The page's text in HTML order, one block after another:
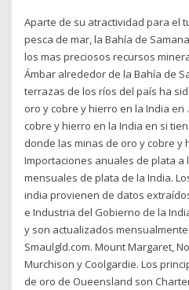
Aparte de su atractividad para el
pesca de mar, la Bahía de
los mas preciosos recursos
Ámbar alrededor de la Bahía de
terrazas de los ríos del país ha
oro y cobre y hierro en la India en
cobre y hierro en la India en si
donde las minas de oro y cobre y
Importaciones anuales de plata a
mensuales de plata de la India.
india provienen de datos
e Industria del Gobierno de la
y son actualizados
Smaulgld.com. Mount Margaret,
Murchison y Coolgardie. Los
de oro de Oueensland son